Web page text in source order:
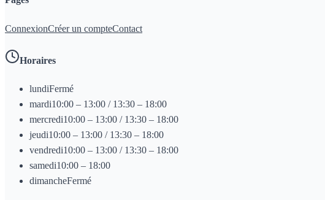
ConnexionCréer un compteContact
Horaires
lundiFermé
mardi10:00 – 13:00 / 13:30 – 18:00
mercredi10:00 – 13:00 / 13:30 – 18:00
jeudi10:00 – 13:00 / 13:30 – 18:00
vendredi10:00 – 13:00 / 13:30 – 18:00
samedi10:00 – 18:00
dimancheFermé